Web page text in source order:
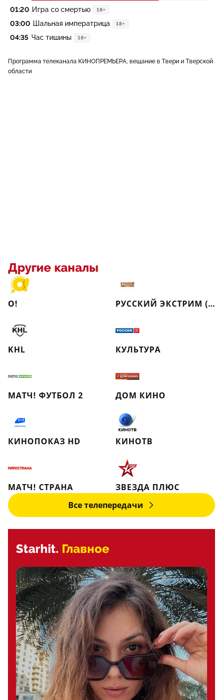
01:20 Игра со смертью 18+
03:00 Шальная императрица 18+
04:35 Час тишины 18+
Программа телеканала КИНОПРЕМЬЕРА, вещание в Твери и Тверской
области
Другие каналы
О! РУССКИЙ ЭКСТРИМ (РЕТРО)
KHL КУЛЬТУРА
МАТЧ! ФУТБОЛ 2 ДОМ КИНО
КИНОПОКАЗ HD КИНОТВ
МАТЧ! СТРАНА
ЗВЕЗДА ПЛЮС
Все телепередачи
Starhit. Главное